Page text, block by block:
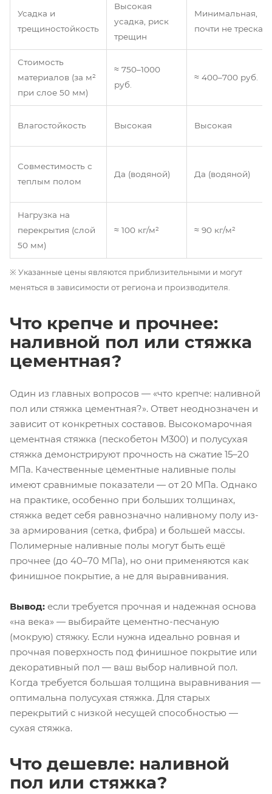
Усадка и
трещиностойкость
Высокая
усадка, риск
трещин
Минимальная,
почти не
Стоимость
материалов (за м²
при слое 50 мм)
≈ 750–1000
руб.
≈ 400–700 руб.
Влагостойкость Высокая Высокая
Совместимость с
теплым полом
Да (водяной) Да (водяной)
Нагрузка на
перекрытия (слой
50 мм)
≈ 100 кг/м² ≈ 90 кг/м²
※ Указанные цены являются приблизительными и могут
меняться в зависимости от региона и производителя.
Что крепче и прочнее:
наливной пол или стяжка
цементная?
Один из главных вопросов — «что крепче: наливной
пол или стяжка цементная?». Ответ неоднозначен и
зависит от конкретных составов. Высокомарочная
цементная стяжка (пескобетон М300) и полусухая
стяжка демонстрируют прочность на сжатие 15–20
МПа. Качественные цементные наливные полы
имеют сравнимые показатели — от 20 МПа. Однако
на практике, особенно при больших толщинах,
стяжка ведет себя равнозначно наливному полу из-
за армирования (сетка, фибра) и большей массы.
Полимерные наливные полы могут быть ещё
прочнее (до 40–70 МПа), но они применяются как
финишное покрытие, а не для выравнивания.
Вывод: если требуется прочная и надежная основа
«на века» — выбирайте цементно-песчаную
(мокрую) стяжку. Если нужна идеально ровная и
прочная поверхность под финишное покрытие или
декоративный пол — ваш выбор наливной пол.
Когда требуется большая толщина выравнивания —
оптимальна полусухая стяжка. Для старых
перекрытий с низкой несущей способностью —
сухая стяжка.
Что дешевле: наливной
пол или стяжка?